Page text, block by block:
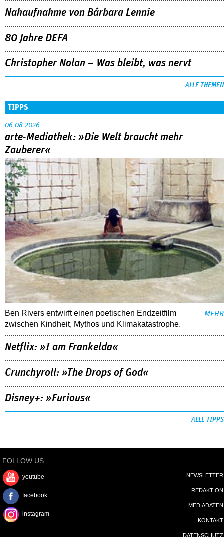
Nahaufnahme von Bárbara Lennie
80 Jahre DEFA
Christopher Nolan – Was bleibt, was nervt
ALLE THEMEN
TIPPS
06.08.2026
arte-Mediathek: »Die Welt braucht mehr
Zauberer«
Ben Rivers entwirft einen poetischen Endzeitfilm
zwischen Kindheit, Mythos und Klimakatastrophe.
MEHR
Netflix: »I am Frankelda«
Crunchyroll: »The Drops of God«
Disney+: »Furious«
ALLE TIPPS
FOLLOW US
youtube
facebook
instagram
NEWSLETTER
REDAKTION
MEDIADATEN
KONTAKT
DATENSCHUTZ